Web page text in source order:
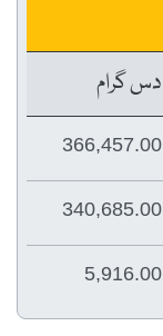
دس گرام
366,457.00
340,685.00
5,916.00